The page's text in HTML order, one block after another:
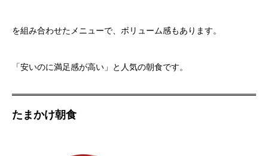
を組み合わせたメニューで、ボリューム感もあります。
「安いのに満足感が高い」と人気の朝食です。
たまかけ朝食